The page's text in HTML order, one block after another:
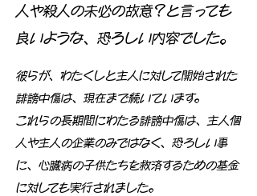
人や殺人の未必の故意？と言っても
良いような、恐ろしい内容でした。
彼らが、わたくしと主人に対して開始された
誹謗中傷は、現在まで続いています。
これらの長期間にわたる誹謗中傷は、主人個
人や主人の企業のみではなく、恐ろしい事
に、心臓病の子供たちを救済するための基金
に対しても実行されました。